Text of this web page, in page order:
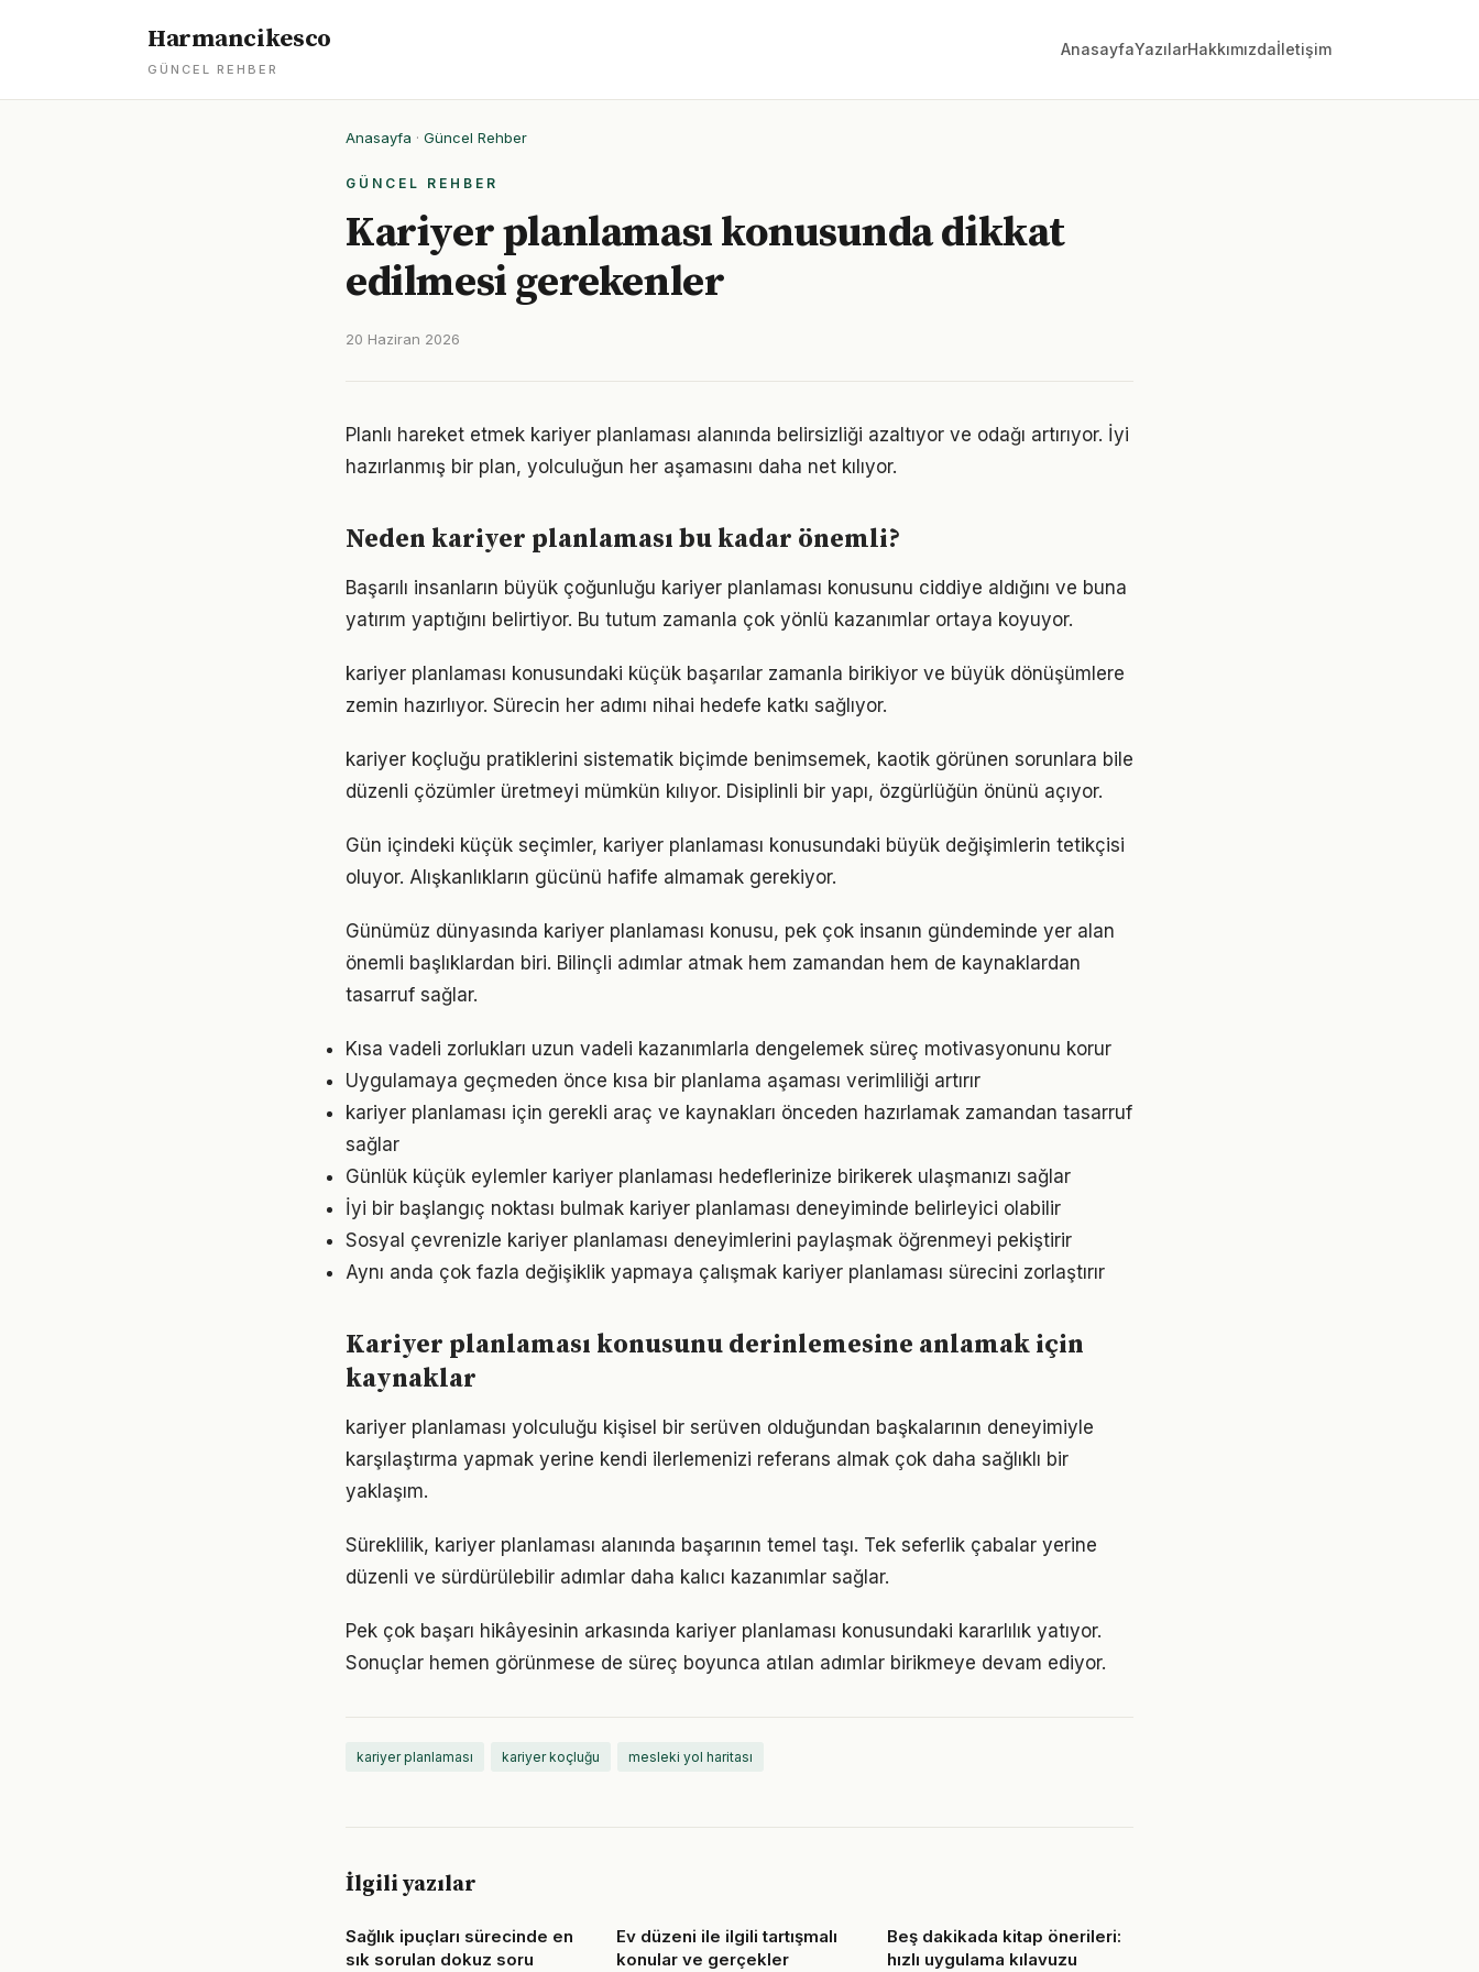
Harmancikesco
GÜNCEL REHBER
AnasayfaYazılarHakkımızdaİletişim
Anasayfa · Güncel Rehber
GÜNCEL REHBER
Kariyer planlaması konusunda dikkat
edilmesi gerekenler
20 Haziran 2026
Planlı hareket etmek kariyer planlaması alanında belirsizliği azaltıyor ve odağı artırıyor. İyi
hazırlanmış bir plan, yolculuğun her aşamasını daha net kılıyor.
Neden kariyer planlaması bu kadar önemli?
Başarılı insanların büyük çoğunluğu kariyer planlaması konusunu ciddiye aldığını ve buna
yatırım yaptığını belirtiyor. Bu tutum zamanla çok yönlü kazanımlar ortaya koyuyor.
kariyer planlaması konusundaki küçük başarılar zamanla birikiyor ve büyük dönüşümlere
zemin hazırlıyor. Sürecin her adımı nihai hedefe katkı sağlıyor.
kariyer koçluğu pratiklerini sistematik biçimde benimsemek, kaotik görünen sorunlara bile
düzenli çözümler üretmeyi mümkün kılıyor. Disiplinli bir yapı, özgürlüğün önünü açıyor.
Gün içindeki küçük seçimler, kariyer planlaması konusundaki büyük değişimlerin tetikçisi
oluyor. Alışkanlıkların gücünü hafife almamak gerekiyor.
Günümüz dünyasında kariyer planlaması konusu, pek çok insanın gündeminde yer alan
önemli başlıklardan biri. Bilinçli adımlar atmak hem zamandan hem de kaynaklardan
tasarruf sağlar.
Kısa vadeli zorlukları uzun vadeli kazanımlarla dengelemek süreç motivasyonunu korur
Uygulamaya geçmeden önce kısa bir planlama aşaması verimliliği artırır
kariyer planlaması için gerekli araç ve kaynakları önceden hazırlamak zamandan tasarruf
sağlar
Günlük küçük eylemler kariyer planlaması hedeflerinize birikerek ulaşmanızı sağlar
İyi bir başlangıç noktası bulmak kariyer planlaması deneyiminde belirleyici olabilir
Sosyal çevrenizle kariyer planlaması deneyimlerini paylaşmak öğrenmeyi pekiştirir
Aynı anda çok fazla değişiklik yapmaya çalışmak kariyer planlaması sürecini zorlaştırır
Kariyer planlaması konusunu derinlemesine anlamak için
kaynaklar
kariyer planlaması yolculuğu kişisel bir serüven olduğundan başkalarının deneyimiyle
karşılaştırma yapmak yerine kendi ilerlemenizi referans almak çok daha sağlıklı bir
yaklaşım.
Süreklilik, kariyer planlaması alanında başarının temel taşı. Tek seferlik çabalar yerine
düzenli ve sürdürülebilir adımlar daha kalıcı kazanımlar sağlar.
Pek çok başarı hikâyesinin arkasında kariyer planlaması konusundaki kararlılık yatıyor.
Sonuçlar hemen görünmese de süreç boyunca atılan adımlar birikmeye devam ediyor.
kariyer planlaması kariyer koçluğu mesleki yol haritası
İlgili yazılar
Sağlık ipuçları sürecinde en
sık sorulan dokuz soru
Ev düzeni ile ilgili tartışmalı
konular ve gerçekler
Beş dakikada kitap önerileri:
hızlı uygulama kılavuzu